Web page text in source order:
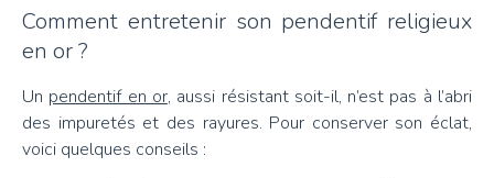
Comment entretenir son pendentif religieux
en or ?
Un pendentif en or, aussi résistant soit-il, n’est pas à l’abri
des impuretés et des rayures. Pour conserver son éclat,
voici quelques conseils :